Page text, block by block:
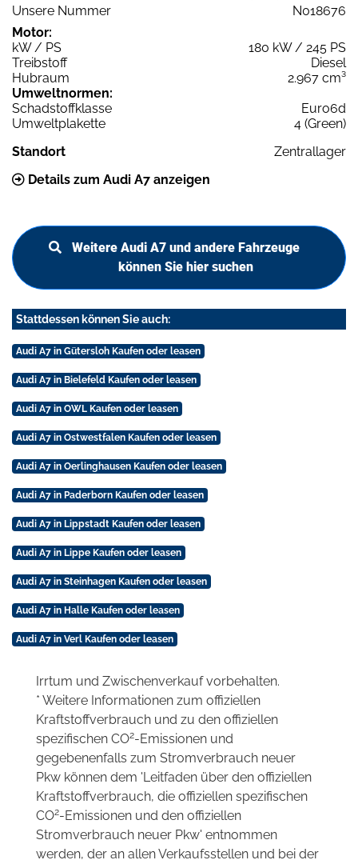
Unsere Nummer
N018676
Motor:
kW / PS
180 kW / 245 PS
Treibstoff
Diesel
Hubraum
2.967 cm³
Umweltnormen:
Schadstoffklasse
Euro6d
Umweltplakette
4 (Green)
Standort
Zentrallager
Details zum Audi A7 anzeigen
Weitere Audi A7 und andere Fahrzeuge
können Sie hier suchen
Stattdessen können Sie auch:
Audi A7 in Gütersloh Kaufen oder leasen
Audi A7 in Bielefeld Kaufen oder leasen
Audi A7 in OWL Kaufen oder leasen
Audi A7 in Ostwestfalen Kaufen oder leasen
Audi A7 in Oerlinghausen Kaufen oder leasen
Audi A7 in Paderborn Kaufen oder leasen
Audi A7 in Lippstadt Kaufen oder leasen
Audi A7 in Lippe Kaufen oder leasen
Audi A7 in Steinhagen Kaufen oder leasen
Audi A7 in Halle Kaufen oder leasen
Audi A7 in Verl Kaufen oder leasen
Irrtum und Zwischenverkauf vorbehalten.
* Weitere Informationen zum offiziellen
Kraftstoffverbrauch und zu den offiziellen
spezifischen CO2-Emissionen und
gegebenenfalls zum Stromverbrauch neuer
Pkw können dem 'Leitfaden über den offiziellen
Kraftstoffverbrauch, die offiziellen spezifischen
CO2-Emissionen und den offiziellen
Stromverbrauch neuer Pkw' entnommen
werden, der an allen Verkaufsstellen und bei der